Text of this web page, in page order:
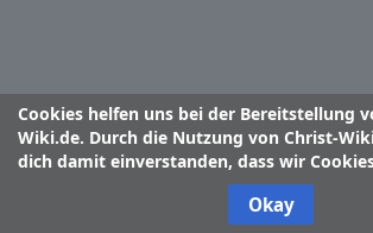
Cookies helfen uns bei der Bereitstellung
Wiki.de. Durch die Nutzung von Christ-
dich damit einverstanden, dass wir
Okay